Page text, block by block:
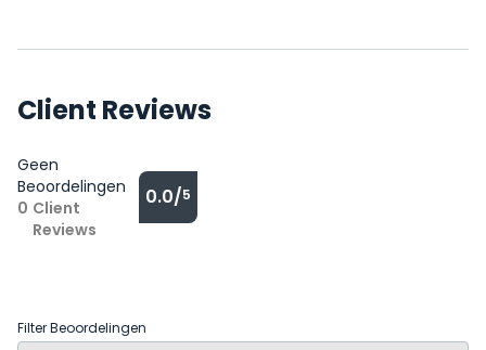
Client Reviews
Geen
Beoordelingen
0 Client
Reviews
0.0/5
Filter Beoordelingen